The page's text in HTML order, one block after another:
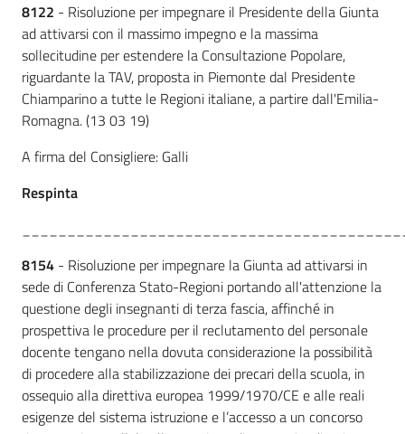
8122 - Risoluzione per impegnare il Presidente della Giunta
ad attivarsi con il massimo impegno e la massima
sollecitudine per estendere la Consultazione Popolare,
riguardante la TAV, proposta in Piemonte dal Presidente
Chiamparino a tutte le Regioni italiane, a partire dall'Emilia-
Romagna. (13 03 19)
A firma del Consigliere: Galli
Respinta
8154 - Risoluzione per impegnare la Giunta ad attivarsi in
sede di Conferenza Stato-Regioni portando all'attenzione la
questione degli insegnanti di terza fascia, affinché in
prospettiva le procedure per il reclutamento del personale
docente tengano nella dovuta considerazione la possibilità
di procedere alla stabilizzazione dei precari della scuola, in
ossequio alla direttiva europea 1999/1970/CE e alle reali
esigenze del sistema istruzione e l’accesso a un concorso